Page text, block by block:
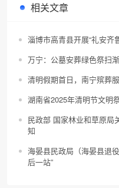
相关文章
淄博市高青县开展“礼安齐
万宁：公墓安葬绿色祭扫
清明假期首日，南宁殡葬
湖南省2025年清明节文明
民政部 国家林业和草原局
知
海晏县民政局（海晏县退
后一站”